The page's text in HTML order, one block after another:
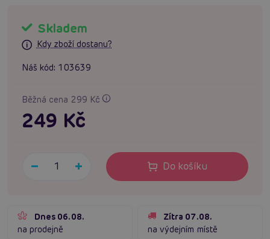
Skladem
Kdy zboží dostanu?
Náš kód: 103639
Běžná cena 299 Kč
249 Kč
Do košíku
Dnes 06.08.
na prodejně
Zítra 07.08.
na výdejním místě